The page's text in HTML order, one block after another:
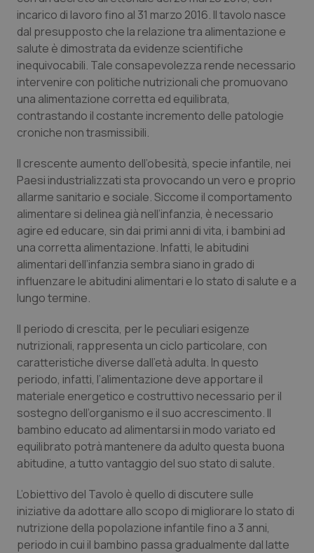
Campania
Emilia-Romagna
Friuli Venezia Giulia
Lazio
Liguria
Lombardia
Marche
Molise
Piemonte
Provincia Autonoma di Bolzano
Provincia Autonoma di Trento
Puglia
Sardegna
Sicilia
Toscana
Car-T
Colesterolo & coronaropatie
Dermatite Atopica
Diabete & glucometri
Disturbi dell’umore
Dolore
Donna & Salute
Epatiti
HIV
Infezioni & Febbre
Ipertensione & Scompenso
Malattie rare
Malattia di Crohn & Rettocolite Ulcerosa
Neuroscienze & patologie neurodegenerative
Obesità
incarico di lavoro fino al 31 marzo 2016. Il tavolo nasce
dal presupposto che la relazione tra alimentazione e
salute è dimostrata da evidenze scientifiche
inequivocabili. Tale consapevolezza rende necessario
intervenire con politiche nutrizionali che promuovano
una alimentazione corretta ed equilibrata,
contrastando il costante incremento delle patologie
croniche non trasmissibili.
Il crescente aumento dell’obesità, specie infantile, nei
Paesi industrializzati sta provocando un vero e proprio
allarme sanitario e sociale. Siccome il comportamento
alimentare si delinea già nell’infanzia, è necessario
agire ed educare, sin dai primi anni di vita, i bambini ad
una corretta alimentazione. Infatti, le abitudini
alimentari dell’infanzia sembra siano in grado di
influenzare le abitudini alimentari e lo stato di salute e a
lungo termine.
Il periodo di crescita, per le peculiari esigenze
nutrizionali, rappresenta un ciclo particolare, con
caratteristiche diverse dall’età adulta. In questo
periodo, infatti, l’alimentazione deve apportare il
materiale energetico e costruttivo necessario per il
sostegno dell’organismo e il suo accrescimento. Il
bambino educato ad alimentarsi in modo variato ed
equilibrato potrà mantenere da adulto questa buona
abitudine, a tutto vantaggio del suo stato di salute.
L’obiettivo del Tavolo è quello di discutere sulle
iniziative da adottare allo scopo di migliorare lo stato di
nutrizione della popolazione infantile fino a 3 anni,
periodo in cui il bambino passa gradualmente dal latte